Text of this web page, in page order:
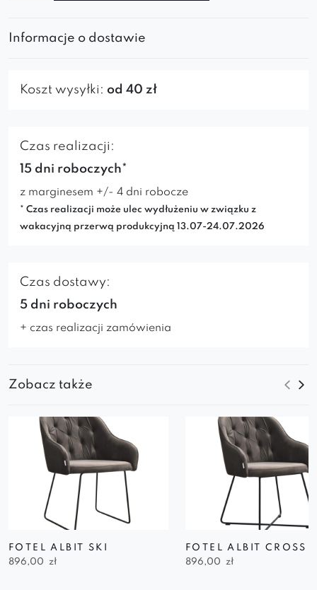
black
Informacje o dostawie
Koszt wysyłki: od 40 zł
Czas realizacji:
15 dni roboczych*
z marginesem +/- 4 dni robocze
* Czas realizacji może ulec wydłużeniu w związku z
wakacyjną przerwą produkcyjną 13.07-24.07.2026
Czas dostawy:
5 dni roboczych
+ czas realizacji zamówienia
Zobacz także
FOTEL ALBIT SKI
896,00
zł
FOTEL ALBIT CROSS
896,00
zł